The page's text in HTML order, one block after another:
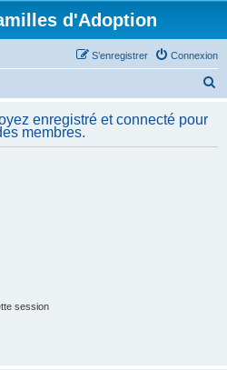
d'Adoption
Connexion
S’enregistrer
h
enregistré et connecté pour
membres.
session